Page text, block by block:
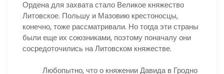
Ордена для захвата стало Великое княжество
Литовское. Польшу и Мазовию крестоносцы,
конечно, тоже рассматривали. Но тогда эти страны
были еще их союзниками, поэтому поначалу они
сосредоточились на Литовском княжестве.
Любопытно, что о княжении Давида в Гродно